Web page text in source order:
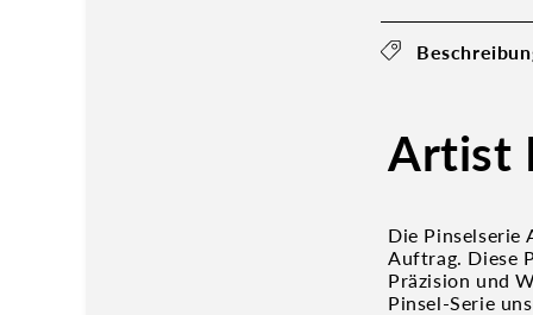
Artist
Die Pinselserie
Auftrag. Diese
Präzision und
Pinsel-Serie